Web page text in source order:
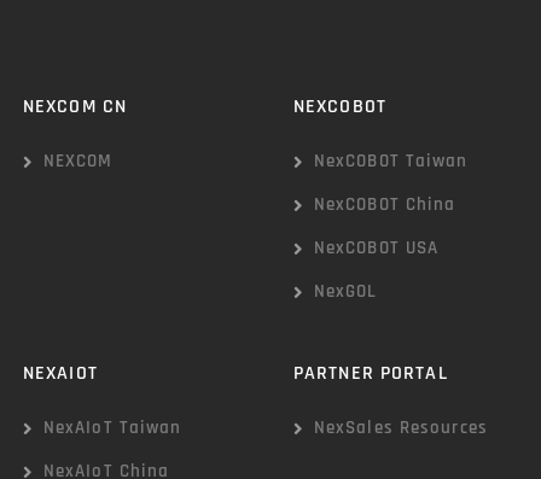
NEXCOM CN
NEXCOM
NEXCOBOT
NexCOBOT Taiwan
NexCOBOT China
NexCOBOT USA
NexGOL
NEXAIOT
NexAIoT Taiwan
NexAIoT China
PARTNER PORTAL
NexSales Resources